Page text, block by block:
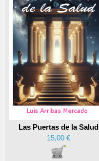
Las Puertas de la Salud
15,00 €